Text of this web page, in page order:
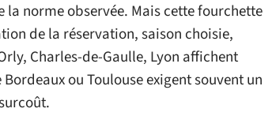
la norme observée. Mais cette fourchette
de la réservation, saison choisie,
Charles-de-Gaulle, Lyon affichent
ou Toulouse exigent souvent un